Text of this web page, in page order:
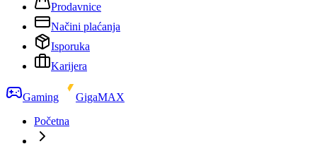
Prodavnice
Načini plaćanja
Isporuka
Karijera
Gaming
GigaMAX
Početna